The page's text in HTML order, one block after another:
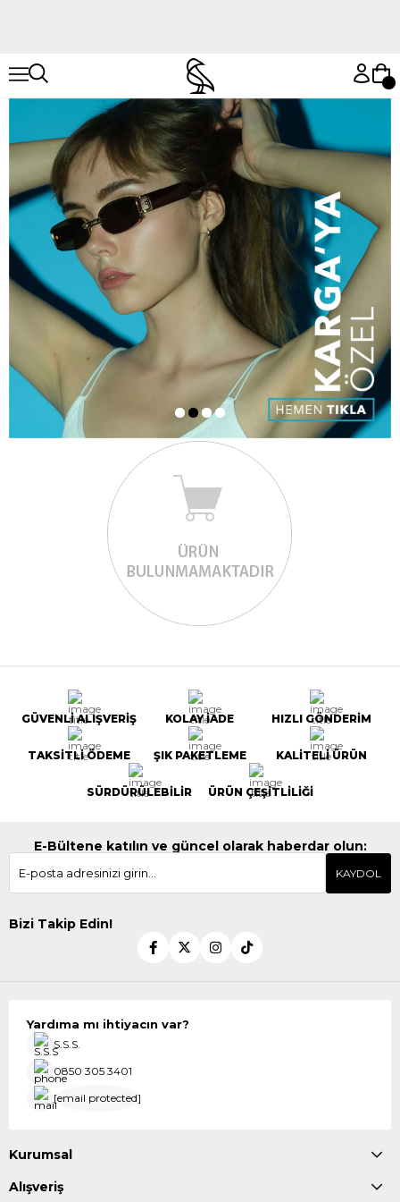
GÜVENLİ ALIŞVERİŞ KOLAY İADE HIZLI GÖNDERİM
TAKSİTLİ ÖDEME ŞIK PAKETLEME KALİTELİ ÜRÜN
SÜRDÜRÜLEBİLİR ÜRÜN ÇEŞİTLİLİĞİ
E-Bültene katılın ve güncel olarak haberdar olun:
KAYDOL
Bizi Takip Edin!
Yardıma mı ihtiyacın var?
S.S.S.
0850 305 3401
[email protected]
Kurumsal
Alışveriş